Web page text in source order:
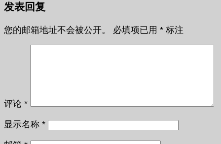
发表回复
您的邮箱地址不会被公开。 必填项已用 * 标注
评论 *
显示名称 *